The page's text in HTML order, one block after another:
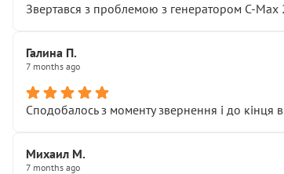
Звертався з проблемою з генератором C-Max
Галина П.
7 months ago
Сподобалось з моменту звернення і до
Михаил М.
7 months ago